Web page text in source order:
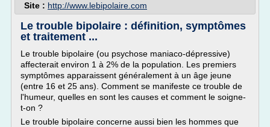
Site : http://www.lebipolaire.com
Le trouble bipolaire : définition, symptômes
et traitement ...
Le trouble bipolaire (ou psychose maniaco-dépressive)
affecterait environ 1 à 2% de la population. Les premiers
symptômes apparaissent généralement à un âge jeune
(entre 16 et 25 ans). Comment se manifeste ce trouble de
l'humeur, quelles en sont les causes et comment le soigne-
t-on ?
Le trouble bipolaire concerne aussi bien les hommes que